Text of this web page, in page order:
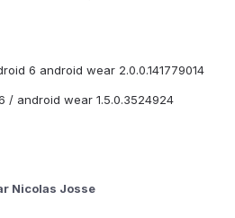
6 android wear 2.0.0.141779014
/ android wear 1.5.0.3524924
Nicolas Josse